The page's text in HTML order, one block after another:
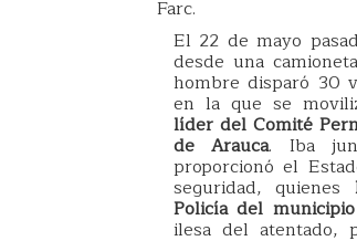
Farc.
El 22 de mayo
desde una
hombre disparó 30
en la que se
líder del Comité
de Arauca. Iba
proporcionó el
seguridad, quienes
Policía del
ilesa del atentado,